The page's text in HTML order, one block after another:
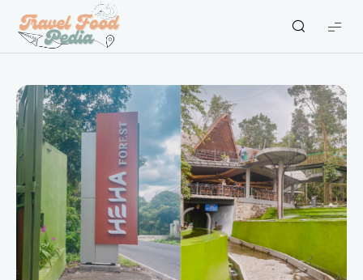
Travel
Food
-
Travel
Blogger
Indonesia